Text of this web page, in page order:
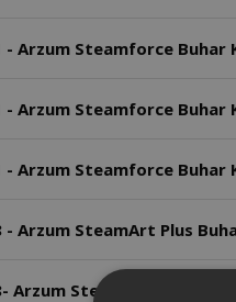
- Arzum Steamforce Buhar
- Arzum Steamforce Buhar
- Arzum Steamforce
- Arzum SteamArt Plus
Arzum SteamArt Plus